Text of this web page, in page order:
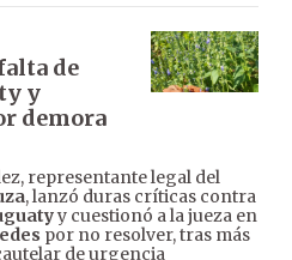
de
y
demora
representante legal del
, lanzó duras críticas contra
y cuestionó a la jueza en
por no resolver, tras más
de urgencia